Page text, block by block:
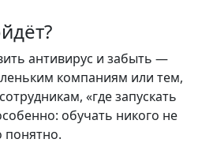
антивирус и забыть —
компаниям или тем,
«где запускать
обучать никого не
понятно.